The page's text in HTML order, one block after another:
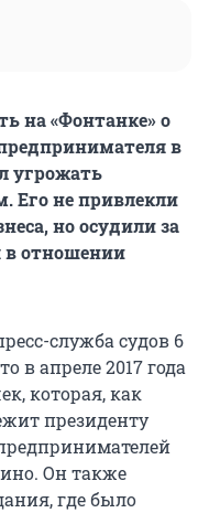
на «Фонтанке» о
в
угрожать
Его не привлекли
но осудили за
в отношении
служба судов 6
в апреле 2017 года
которая, как
президенту
Он также
где было